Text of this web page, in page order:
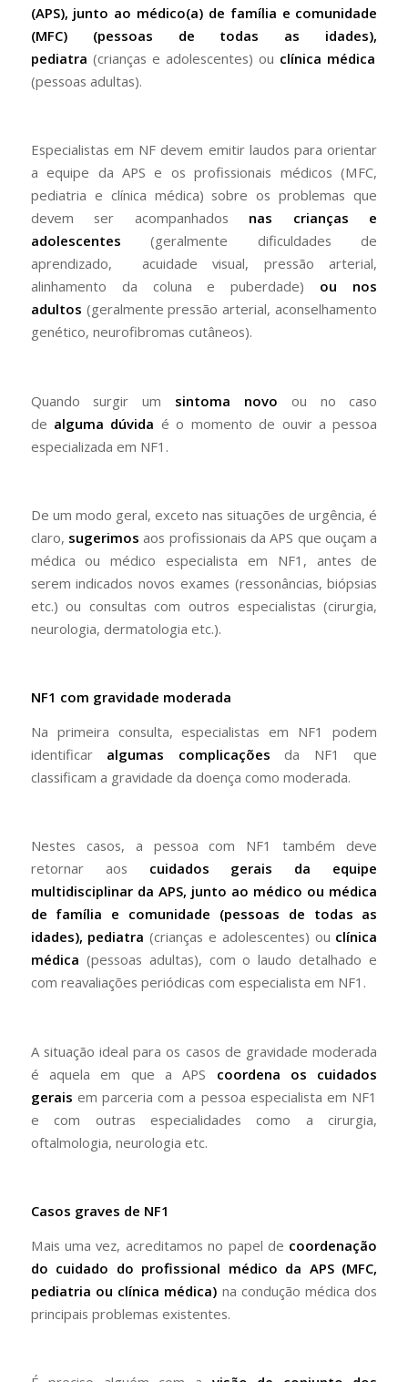
(APS), junto ao médico(a) de família e comunidade
(MFC) (pessoas de todas as idades),
pediatra (crianças e adolescentes) ou clínica médica
(pessoas adultas).
Especialistas em NF devem emitir laudos para orientar
a equipe da APS e os profissionais médicos (MFC,
pediatria e clínica médica) sobre os problemas que
devem ser acompanhados nas crianças e
adolescentes(geralmente dificuldades de
aprendizado, acuidade visual, pressão arterial,
alinhamento da coluna e puberdade) ou nos
adultos (geralmente pressão arterial, aconselhamento
genético, neurofibromas cutâneos).
Quando surgir um sintoma novo ou no caso
de alguma dúvida é o momento de ouvir a pessoa
especializada em NF1.
De um modo geral, exceto nas situações de urgência, é
claro, sugerimosaos profissionais da APS que ouçam a
médica ou médico especialista em NF1, antes de
serem indicados novos exames (ressonâncias, biópsias
etc.) ou consultas com outros especialistas (cirurgia,
neurologia, dermatologia etc.).
NF1 com gravidade moderada
Na primeira consulta, especialistas em NF1 podem
identificar algumas complicações da NF1 que
classificam a gravidade da doença como moderada.
Nestes casos, a pessoa com NF1 também deve
retornar aos cuidados gerais da
equipe
multidisciplinar da APS, junto ao médico ou médica
de família e comunidade (pessoas de todas as
idades), pediatra (crianças e adolescentes) ou clínica
médica (pessoas adultas), com o laudo detalhado e
com reavaliações periódicas com especialista em NF1.
A situação ideal para os casos de gravidade moderada
é aquela em que a APS coordena os cuidados
gerais em parceria com a pessoa especialista em NF1
e com outras especialidades como a cirurgia,
oftalmologia, neurologia etc.
Casos graves de NF1
Mais uma vez, acreditamos no papel de coordenação
do cuidado do profissional médico da APS (MFC,
pediatria ou clínica médica) na condução médica dos
principais problemas existentes.